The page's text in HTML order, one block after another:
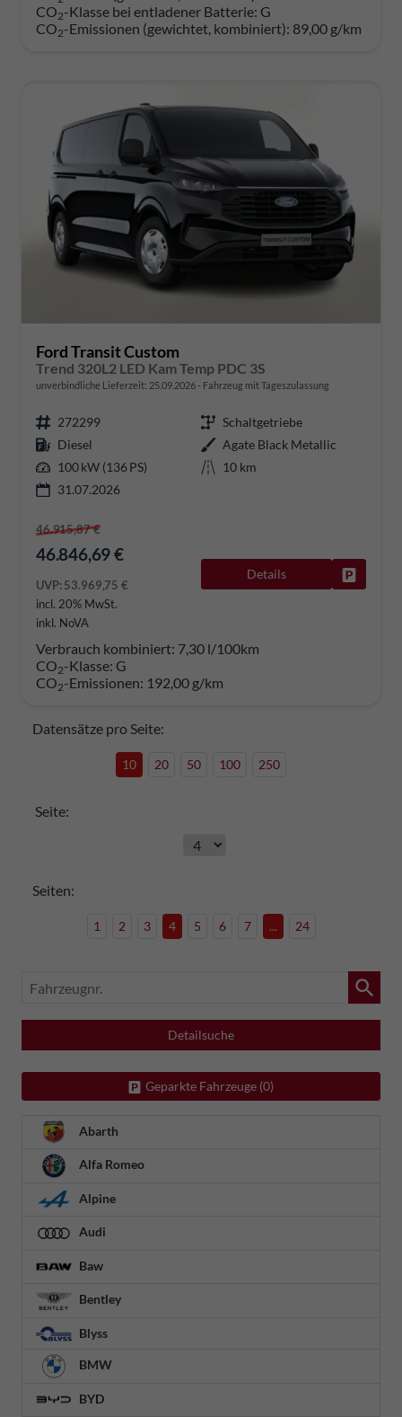
CO2-Klasse bei entladener Batterie: G
CO2-Emissionen (gewichtet, kombiniert): 89,00 g/km
Ford Transit Custom
Trend 320L2 LED Kam Temp PDC 3S
unverbindliche Lieferzeit: 25.09.2026 Fahrzeug mit Tageszulassung
272299
Schaltgetriebe
Diesel
Agate Black Metallic
100 kW (136 PS)
10 km
31.07.2026
46.915,87 €
46.846,69 €
UVP:53.969,75 €
incl. 20% MwSt.
inkl. NoVA
Details
Verbrauch kombiniert: 7,30 l/100km
CO2-Klasse: G
CO2-Emissionen: 192,00 g/km
Datensätze pro Seite:
10 20 50 100 250
Seite:
Seiten:
1 2 3 4 5 6 7 ... 24
Fahrzeugnr.
Detailsuche
Geparkte Fahrzeuge (0)
Abarth
Alfa Romeo
Alpine
Audi
Baw
Bentley
Blyss
BMW
BYD